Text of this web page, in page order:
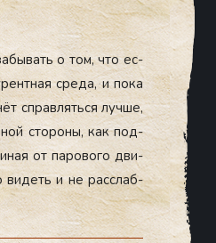
о том, что ес­
сре­да, и по­ка
справ­лять­ся луч­ше,
сто­роны, как под­
от па­рово­го дви­
ви­деть и не рас­слаб­